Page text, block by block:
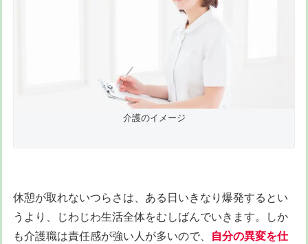
介護のイメージ
休憩が取れないつらさは、ある日いきなり爆発するとい
うより、じわじわ生活全体をむしばんでいきます。しか
も介護職は責任感が強い人が多いので、 自分の異変を仕